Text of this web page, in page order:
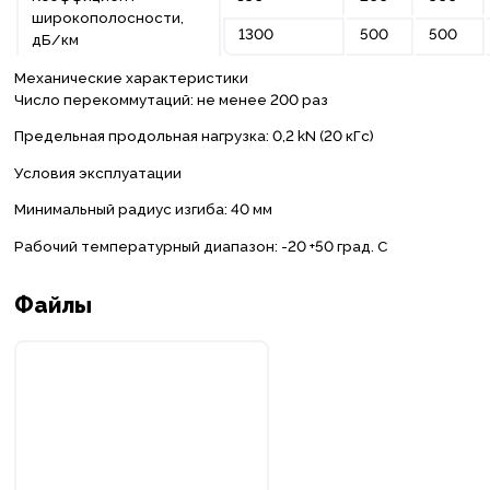
широкополосности,
дБ/км
1300 500 500
Механические характеристики
Число перекоммутаций: не менее 200 раз
Предельная продольная нагрузка: 0,2 kN (20 кГс)
Условия эксплуатации
Минимальный радиус изгиба: 40 мм
Рабочий температурный диапазон: -20 +50 град. С
Файлы